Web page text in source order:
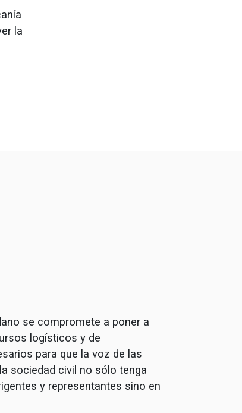
la
se compromete a poner a
logísticos y de
para que la voz de las
sociedad civil no sólo tenga
y representantes sino en